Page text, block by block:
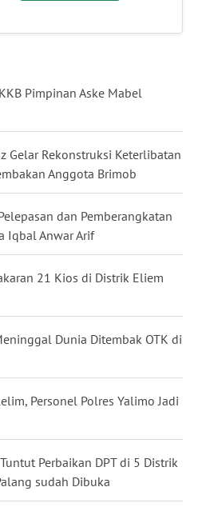
Pimpinan Aske Mabel
Gelar Rekonstruksi Keterlibatan
Anggota Brimob
dan Pemberangkatan
Iqbal Anwar Arif
21 Kios di Distrik Eliem
Dunia Ditembak OTK di
Personel Polres Yalimo Jadi
Perbaikan DPT di 5 Distrik
sudah Dibuka